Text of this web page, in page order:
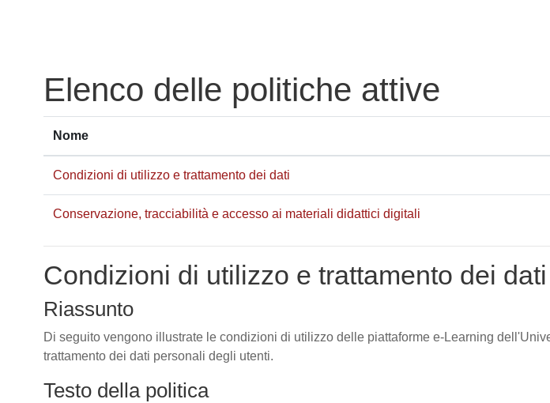
Elenco delle politiche attive
Nome
Condizioni di utilizzo e trattamento dei dati
Conservazione, tracciabilità e accesso ai materiali didattici digitali
Condizioni di utilizzo e trattamento dei dati
Riassunto
Di seguito vengono illustrate le condizioni di utilizzo delle piattaforme e-Learning
trattamento dei dati personali degli utenti.
Testo della politica